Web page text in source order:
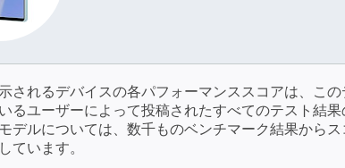
されるデバイスの各パフォーマンススコアは、こ
るユーザーによって投稿されたすべてのテスト結果
デルについては、数千ものベンチマーク結果からス
ています。